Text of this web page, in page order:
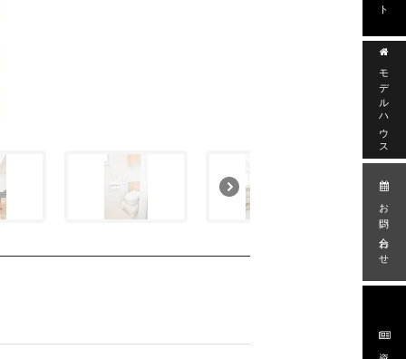
モデルハウス
お問い合わせ
資料請求